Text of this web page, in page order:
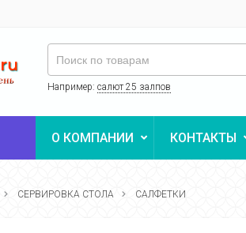
Например: салют 25 залпов
О КОМПАНИИ КОНТАКТЫ
СЕРВИРОВКА СТОЛА САЛФЕТКИ